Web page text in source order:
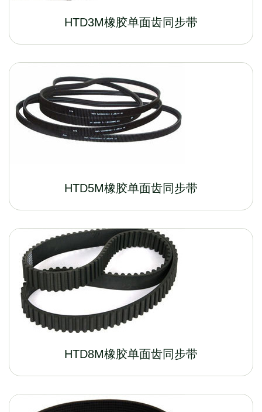
HTD3M橡胶单面齿同步带
HTD5M橡胶单面齿同步带
HTD8M橡胶单面齿同步带